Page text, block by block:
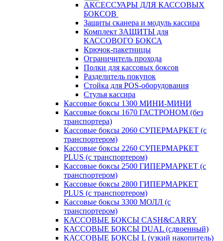
АКСЕССУАРЫ ДЛЯ КАССОВЫХ
БОКСОВ
Защиты сканера и модуль кассира
Комплект ЗАЩИТЫ для
КАССОВОГО БОКСА
Крючок-пакетницы
Ограничитель прохода
Полки для кассовых боксов
Разделитель покупок
Стойка для POS-оборудования
Стулья кассира
Кассовые боксы 1300 МИНИ-МИНИ
Кассовые боксы 1670 ГАСТРОНОМ (без
транспортера)
Кассовые боксы 2060 СУПЕРМАРКЕТ (с
транспортером)
Кассовые боксы 2260 СУПЕРМАРКЕТ
PLUS (с транспортером)
Кассовые боксы 2500 ГИПЕРМАРКЕТ (с
транспортером)
Кассовые боксы 2800 ГИПЕРМАРКЕТ
PLUS (с транспортером)
Кассовые боксы 3300 МОЛЛ (с
транспортером)
КАССОВЫЕ БОКСЫ CASH&CARRY
КАССОВЫЕ БОКСЫ DUAL (сдвоенный)
КАССОВЫЕ БОКСЫ L (узкий накопитель)